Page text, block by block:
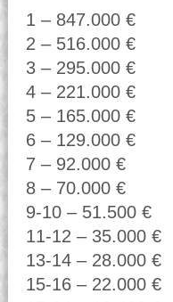
1 – 847.000 €
2 – 516.000 €
3 – 295.000 €
4 – 221.000 €
5 – 165.000 €
6 – 129.000 €
7 – 92.000 €
8 – 70.000 €
9-10 – 51.500 €
11-12 – 35.000 €
13-14 – 28.000 €
15-16 – 22.000 €